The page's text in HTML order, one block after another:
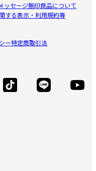
ッセージ無印良品について
する表示・利用規約等
ー特定商取引法